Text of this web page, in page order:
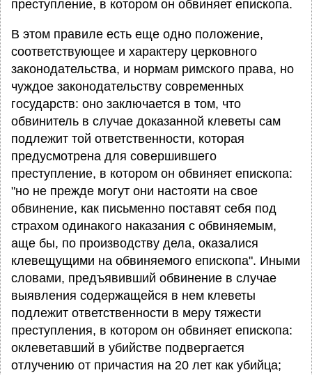
преступление, в котором он обвиняет епископа.
В этом правиле есть еще одно положение,
соответствующее и характеру церковного
законодательства, и нормам римского права, но
чуждое законодательству современных
государств: оно заключается в том, что
обвинитель в случае доказанной клеветы сам
подлежит той ответственности, которая
предусмотрена для совершившего
преступление, в котором он обвиняет епископа:
"но не прежде могут они настояти на свое
обвинение, как письменно поставят себя под
страхом одинакого наказания с обвиняемым,
аще бы, по производству дела, оказалися
клевещущими на обвиняемого епископа". Иными
словами, предъявивший обвинение в случае
выявления содержащейся в нем клеветы
подлежит ответственности в меру тяжести
преступления, в котором он обвиняет епископа:
оклеветавший в убийстве подвергается
отлучению от причастия на 20 лет как убийца;